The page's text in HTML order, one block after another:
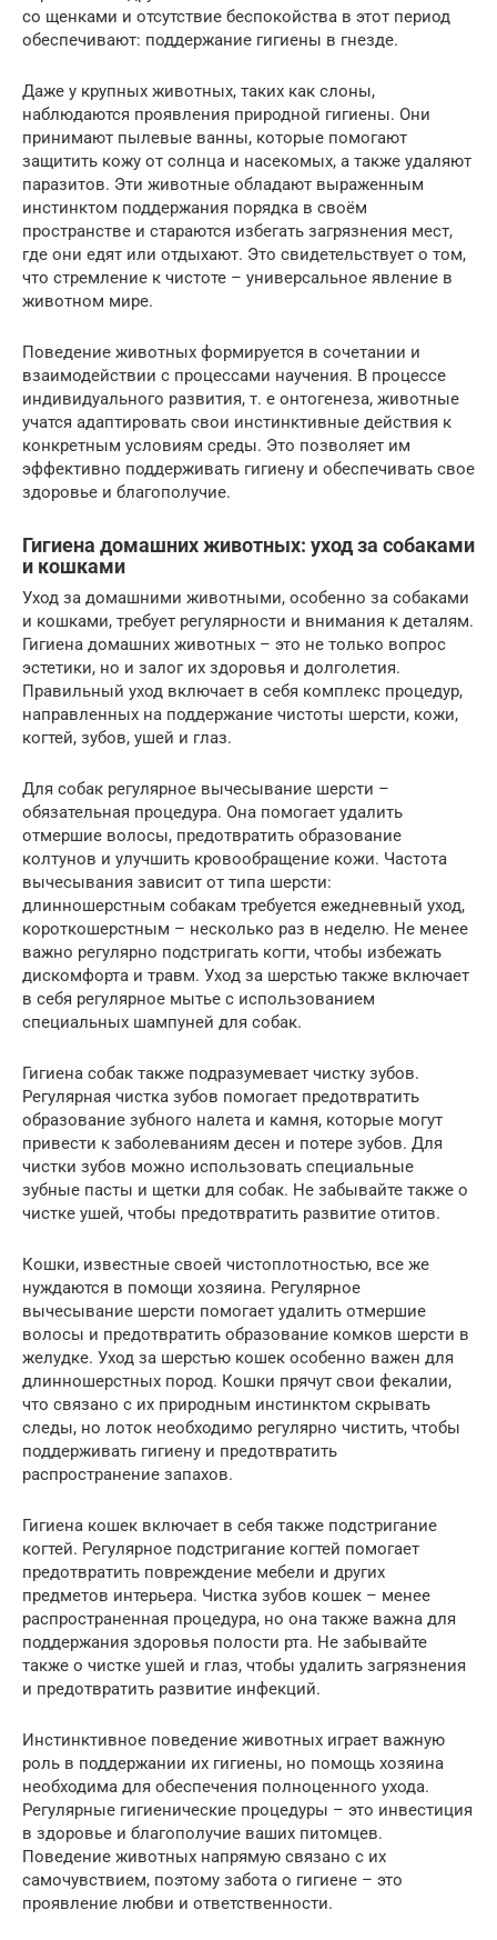
со щенками и отсутствие беспокойства в этот период
обеспечивают: поддержание гигиены в гнезде.
Даже у крупных животных, таких как слоны,
наблюдаются проявления природной гигиены. Они
принимают пылевые ванны, которые помогают
защитить кожу от солнца и насекомых, а также удаляют
паразитов. Эти животные обладают выраженным
инстинктом поддержания порядка в своём
пространстве и стараются избегать загрязнения мест,
где они едят или отдыхают. Это свидетельствует о том,
что стремление к чистоте – универсальное явление в
животном мире.
Поведение животных формируется в сочетании и
взаимодействии с процессами научения. В процессе
индивидуального развития, т. е онтогенеза, животные
учатся адаптировать свои инстинктивные действия к
конкретным условиям среды. Это позволяет им
эффективно поддерживать гигиену и обеспечивать свое
здоровье и благополучие.
Гигиена домашних животных: уход за собаками
и кошками
Уход за домашними животными, особенно за собаками
и кошками, требует регулярности и внимания к деталям.
Гигиена домашних животных – это не только вопрос
эстетики, но и залог их здоровья и долголетия.
Правильный уход включает в себя комплекс процедур,
направленных на поддержание чистоты шерсти, кожи,
когтей, зубов, ушей и глаз.
Для собак регулярное вычесывание шерсти –
обязательная процедура. Она помогает удалить
отмершие волосы, предотвратить образование
колтунов и улучшить кровообращение кожи. Частота
вычесывания зависит от типа шерсти:
длинношерстным собакам требуется ежедневный уход,
короткошерстным – несколько раз в неделю. Не менее
важно регулярно подстригать когти, чтобы избежать
дискомфорта и травм. Уход за шерстью также включает
в себя регулярное мытье с использованием
специальных шампуней для собак.
Гигиена собак также подразумевает чистку зубов.
Регулярная чистка зубов помогает предотвратить
образование зубного налета и камня, которые могут
привести к заболеваниям десен и потере зубов. Для
чистки зубов можно использовать специальные
зубные пасты и щетки для собак. Не забывайте также о
чистке ушей, чтобы предотвратить развитие отитов.
Кошки, известные своей чистоплотностью, все же
нуждаются в помощи хозяина. Регулярное
вычесывание шерсти помогает удалить отмершие
волосы и предотвратить образование комков шерсти в
желудке. Уход за шерстью кошек особенно важен для
длинношерстных пород. Кошки прячут свои фекалии,
что связано с их природным инстинктом скрывать
следы, но лоток необходимо регулярно чистить, чтобы
поддерживать гигиену и предотвратить
распространение запахов.
Гигиена кошек включает в себя также подстригание
когтей. Регулярное подстригание когтей помогает
предотвратить повреждение мебели и других
предметов интерьера. Чистка зубов кошек – менее
распространенная процедура, но она также важна для
поддержания здоровья полости рта. Не забывайте
также о чистке ушей и глаз, чтобы удалить загрязнения
и предотвратить развитие инфекций.
Инстинктивное поведение животных играет важную
роль в поддержании их гигиены, но помощь хозяина
необходима для обеспечения полноценного ухода.
Регулярные гигиенические процедуры – это инвестиция
в здоровье и благополучие ваших питомцев.
Поведение животных напрямую связано с их
самочувствием, поэтому забота о гигиене – это
проявление любви и ответственности.